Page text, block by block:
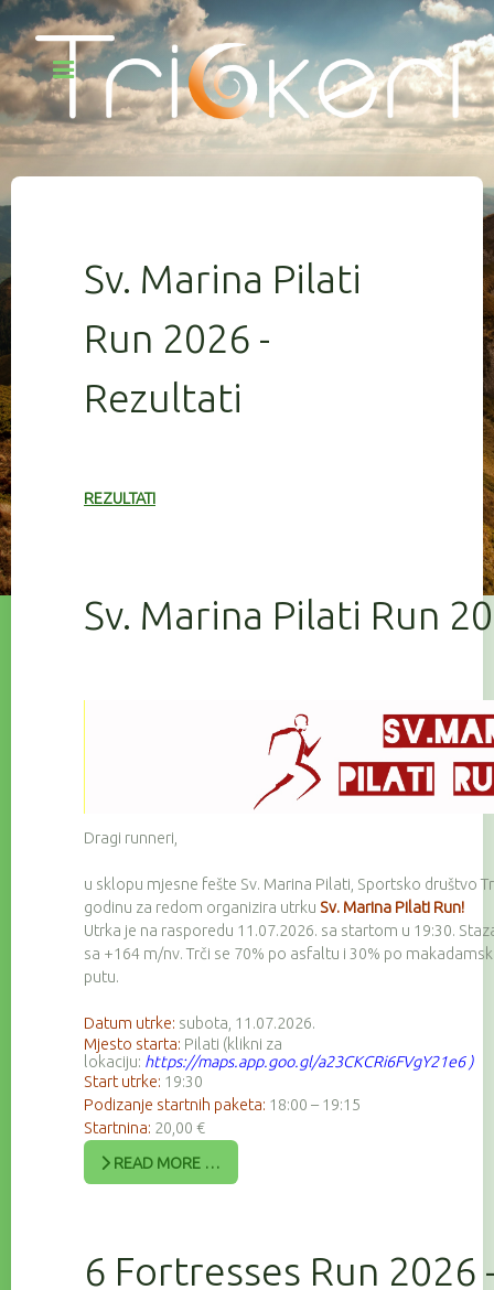
Sv. Marina Pilati
Run 2026 -
Rezultati
REZULTATI
Sv. Marina Pilati Run
Dragi runneri,
u sklopu mjesne fešte Sv. Marina Pilati, Sportsko društvo
godinu za redom organizira utrku Sv. Marina Pilati Run!
Utrka je na rasporedu 11.07.2026. sa startom u 19:30.
sa +164 m/nv. Trči se 70% po asfaltu i 30% po
putu.
Datum utrke: subota, 11.07.2026.
Mjesto starta: Pilati (klikni za
lokaciju: https://maps.app.goo.gl/a23CKCRi6FVgY21e6)
Start utrke: 19:30
Podizanje startnih paketa: 18:00 – 19:15
Startnina: 20,00 €
READ MORE …
6 Fortresses Run 2026